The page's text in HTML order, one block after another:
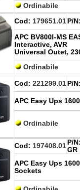
Ordinabile
Cod: 179651.01 P/
APC BV800I-MS
Interactive, AVR
Universal Outet,
Ordinabile
Cod: 221299.01 P/
APC Easy Ups
Ordinabile
Cod: 197408.01 P/
GR
APC Easy Ups
Sockets